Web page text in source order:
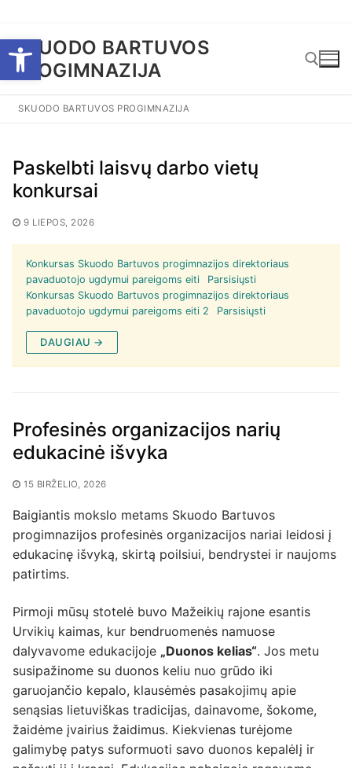
Open toolbar
prie
turinio
SKUODO BARTUVOS
PROGIMNAZIJA
SKUODO BARTUVOS PROGIMNAZIJA
Paskelbti laisvų darbo vietų
konkursai
9 LIEPOS, 2026
Konkursas Skuodo Bartuvos progimnazijos direktoriaus
pavaduotojo ugdymui pareigoms eiti
Parsisiųsti
Konkursas Skuodo Bartuvos progimnazijos direktoriaus
pavaduotojo ugdymui pareigoms eiti 2
Parsisiųsti
DAUGIAU →
Profesinės organizacijos narių
edukacinė išvyka
15 BIRŽELIO, 2026
Baigiantis mokslo metams Skuodo Bartuvos
progimnazijos profesinės organizacijos nariai leidosi į
edukacinę išvyką, skirtą poilsiui, bendrystei ir naujoms
patirtims.
Pirmoji mūsų stotelė buvo Mažeikių rajone esantis
Urvikių kaimas, kur bendruomenės namuose
dalyvavome edukacijoje „Duonos kelias“. Jos metu
susipažinome su duonos keliu nuo grūdo iki
garuojančio kepalo, klausėmės pasakojimų apie
senąsias lietuviškas tradicijas, dainavome, šokome,
žaidėme įvairius žaidimus. Kiekvienas turėjome
galimybę patys suformuoti savo duonos kepalėlį ir